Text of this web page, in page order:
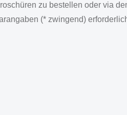
zu bestellen oder via
(* zwingend)